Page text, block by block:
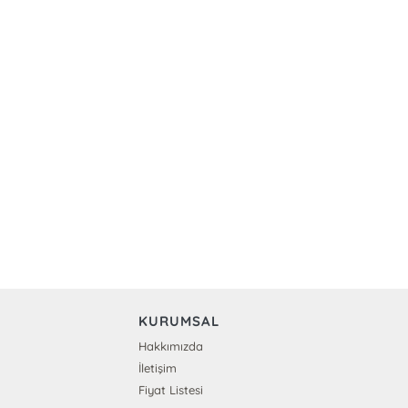
KURUMSAL
Hakkımızda
İletişim
Fiyat Listesi